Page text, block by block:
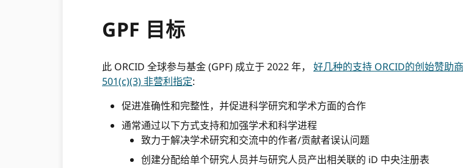
GPF 目标
此 ORCID 全球参与基金 (GPF) 成立于 2022 年， 好几种的支持 ORCID的创始赞助商
501(c)(3) 非营利指定:
促进准确性和完整性，并促进科学研究和学术方面的合作
通常通过以下方式支持和加强学术和科学进程
致力于解决学术研究和交流中的作者/贡献者误认问题
创建分配给单个研究人员并与研究人员产出相关联的 iD 中央注册表